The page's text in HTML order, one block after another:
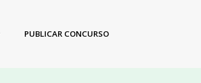
PUBLICAR CONCURSO